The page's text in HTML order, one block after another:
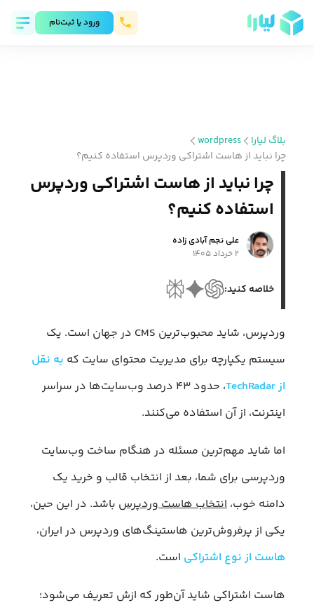
ورود يا ثبت‌نام
بلاگ لیارا
wordpress
چرا نباید از هاست اشتراکی وردپرس استفاده کنیم؟
چرا نباید از هاست اشتراکی وردپرس
استفاده کنیم؟
علی نجم آبادی زاده
۲ خرداد ۱۴۰۵
خلاصه کنید:
وردپرس، شاید محبوب‌ترین CMS در جهان است. یک
سیستم یکپارچه برای مدیریت محتوای سایت که به نقل
از TechRadar
، حدود ۴۳ درصد وب‌سایت‌ها در سراسر
اینترنت، از آن استفاده می‌کنند.
اما شاید مهم‌ترین مسئله در هنگام ساخت وب‌سایت
وردپرسی برای شما، بعد از انتخاب قالب و خرید یک
دامنه خوب، انتخاب هاست وردپرس باشد. در این حین،
یکی از پرفروش‌ترین هاستینگ‌های وردپرس در ایران،
هاست از نوع اشتراکی است.
هاست اشتراکی شاید آن‌طور که ازش تعریف می‌شود؛